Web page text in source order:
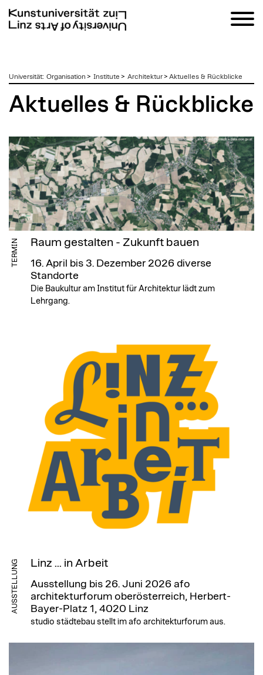
zumUniversität: Organisation > Institute > Architektur> Aktuelles & Rückblicke
Aktuelles & Rückblicke
TERMIN Raum gestalten - Zukunft bauen
16. April bis 3. Dezember 2026 diverse
Standorte
Die Baukultur am Institut für Architektur lädt zum
Lehrgang.
AUSSTELLUNG Linz ... in Arbeit
Ausstellung bis 26. Juni 2026 afo
architekturforum oberösterreich, Herbert-
Bayer-Platz 1, 4020 Linz
studio städtebau stellt im afo architekturforum aus.